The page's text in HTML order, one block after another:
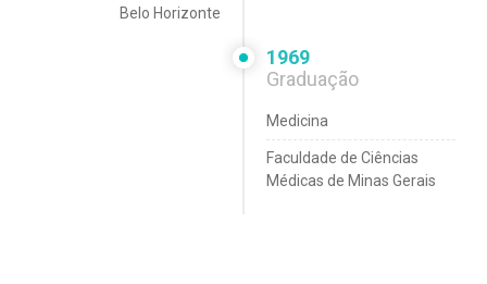
Belo Horizonte
1969
Graduação
Medicina
Faculdade de Ciências
Médicas de Minas Gerais